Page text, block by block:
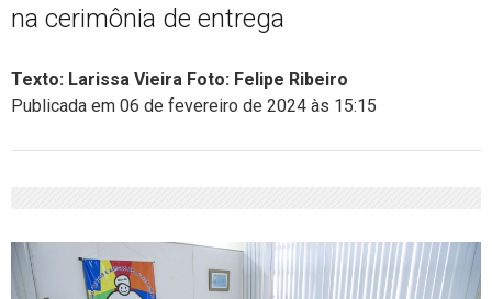
na cerimônia de entrega
Texto: Larissa Vieira Foto: Felipe Ribeiro
Publicada em 06 de fevereiro de 2024 às 15:15